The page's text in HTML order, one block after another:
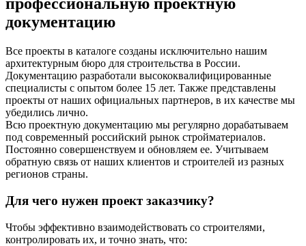
профессиональную проектную
документацию
Все проекты в каталоге созданы исключительно нашим
архитектурным бюро для строительства в России.
Документацию разработали высококвалифицированные
специалисты с опытом более 15 лет. Также представлены
проекты от наших официальных партнеров, в их качестве мы
убедились лично.
Всю проектную документацию мы регулярно дорабатываем
под современный российский рынок стройматериалов.
Постоянно совершенствуем и обновляем ее. Учитываем
обратную связь от наших клиентов и строителей из разных
регионов страны.
Для чего нужен проект заказчику?
Чтобы эффективно взаимодействовать со строителями,
контролировать их, и точно знать, что: